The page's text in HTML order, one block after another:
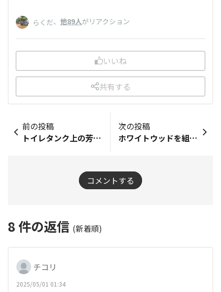
らくだ、 他89人がリアクション
いいね
共有する
前の投稿
トイレタンク上の芳香剤
次の投稿
ホワイトウッドを組み合わせたサイドテーブルです。
コメントする
8 件の返信 (新着順)
チコリ
2025/05/01 01:34